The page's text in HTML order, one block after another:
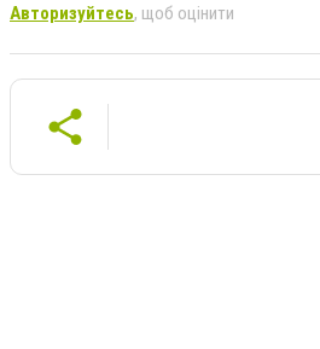
Авторизуйтесь, щоб оцінити